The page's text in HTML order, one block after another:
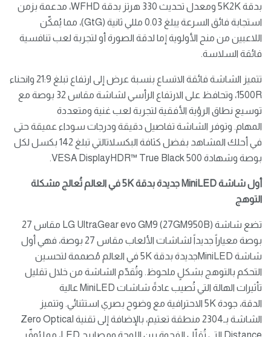
بدقة 5K2K ومعدل تحديث 330 هرتز بدقة WFHD، مدعمة بزمن
استجابة فائق السرعة يبلغ 0.03 مللي ثانية (GtG)، مما يُمكّن
اللاعبين من منح الأولوية إما لدقة الصورة أو لتجربة لعب تنافسية
فائقة السلاسة.
تتميز الشاشة فائقة الاتساع بنسبة عرض إلى ارتفاع تبلغ 21:9 وانحناء
1500R، وتحافظ على الارتفاع الرأسي لشاشة مقاس 32 بوصة مع
توسيع نطاق الرؤية الأفقية لتجربة لعب غنية ومتعددة
المهام. وتوفر الشاشة تفاصيل دقيقة ودرجات سوداء عميقة حتى
في أحلك المشاهد بفضل كثافة البكسلاتالتي تبلغ 142 بكسل لكل
بوصة وشهادة VESA DisplayHDR™ True Black 500.
أول شاشةMiniLED جديدة بدقة5Kفي العالم تُعالج مشكلة
التوهج
تضع شاشة LG UltraGear evo GM9 (27GM950B) مقاس 27
بوصة معياراً جديداً لشاشات الألعاب مقاس 27 بوصة، فهي أول
شاشة MiniLEDجديدة بدقة 5K في العالم مُصممة لتحسين
التحكم بالتوهج بشكلٍ ملحوظ. وتُقدّم الشاشة من خلال تقليل
تأثيرات الهالة التي تُصيب عادةً شاشات MiniLED عالية
الدقة، جودة 5K الاحترافية مع وضوح بصري استثنائي. وتتميز
الشاشة بـ2304 منطقة تعتيم، بالإضافة إلى تقنية Zero Optical
Distance التي تُقلّل الفجوة بين اللوحة ومصابيح LED، مما يُوفّر